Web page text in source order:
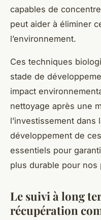
capables de
peut aider à éliminer
l’environnement.
Ces techniques
stade de
impact
nettoyage après une
l’investissement dans
développement de
essentiels pour
plus durable pour nos
Le suivi à long
récupération